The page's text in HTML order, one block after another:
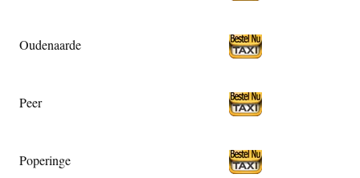
Oudenaarde
Peer
Poperinge